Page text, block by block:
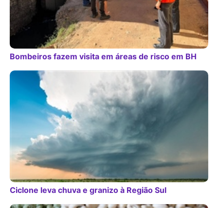
Bombeiros fazem visita em áreas de risco em BH
Ciclone leva chuva e granizo à Região Sul